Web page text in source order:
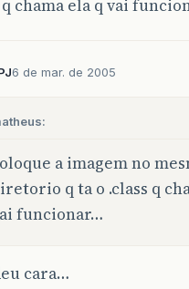
q chama ela q vai
6 de mar. de 2005
a imagem no
q ta o .class q
funcionar…
cara…